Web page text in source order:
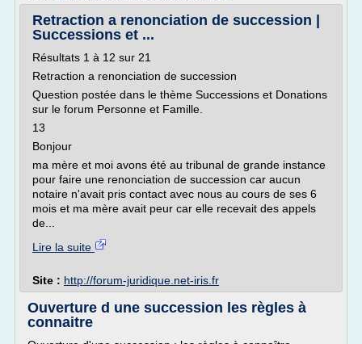
Retraction a renonciation de succession |
Successions et ...
Résultats 1 à 12 sur 21
Retraction a renonciation de succession
Question postée dans le thème Successions et Donations
sur le forum Personne et Famille.
13
Bonjour
ma mère et moi avons été au tribunal de grande instance
pour faire une renonciation de succession car aucun
notaire n'avait pris contact avec nous au cours de ses 6
mois et ma mère avait peur car elle recevait des appels
de...
Lire la suite
Site : http://forum-juridique.net-iris.fr
Ouverture d une succession les règles à
connaitre